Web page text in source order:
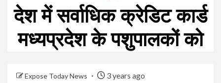
देश में सर्वाधिक क्रेडिट कार्ड
मध्यप्रदेश के पशुपालकों को
Expose Today News 3 years ago